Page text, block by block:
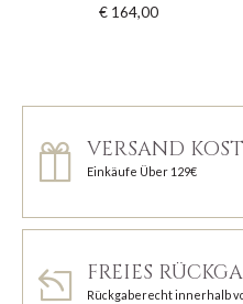
€ 164,00
VERSAND
Einkäufe Über 129€
FREIES
Rückgaberecht innerhalb